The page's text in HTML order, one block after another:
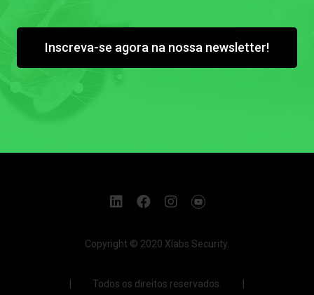
Inscreva-se agora na nossa newsletter!
Copyright © 2020 Xlabs Security.
| Todos os direitos reservados. |